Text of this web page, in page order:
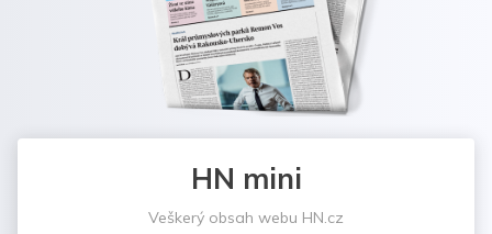
HN mini
Veškerý obsah webu HN.cz